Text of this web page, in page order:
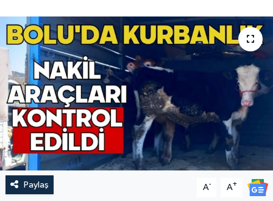
Paylaş A- A+